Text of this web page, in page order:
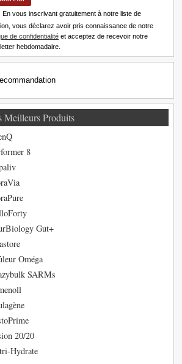
En vous inscrivant gratuitement à notre liste de
vous déclarez avoir pris connaissance de notre
de confidentialité et acceptez de recevoir notre
hebdomadaire.
Meilleurs Produits
8
Gut+
Oméga
SARMs
20/20
Hydrate